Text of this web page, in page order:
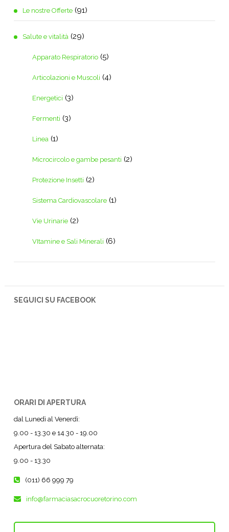
Le nostre Offerte (91)
Salute e vitalità (29)
Apparato Respiratorio (5)
Articolazioni e Muscoli (4)
Energetici (3)
Fermenti (3)
Linea (1)
Microcircolo e gambe pesanti (2)
Protezione Insetti (2)
Sistema Cardiovascolare (1)
Vie Urinarie (2)
VItamine e Sali Minerali (6)
SEGUICI SU FACEBOOK
ORARI DI APERTURA
dal Lunedì al Venerdì:
9.00 - 13.30 e 14.30 - 19.00
Apertura del Sabato alternata:
9.00 - 13.30
(011) 66 999 79
info@farmaciasacrocuoretorino.com